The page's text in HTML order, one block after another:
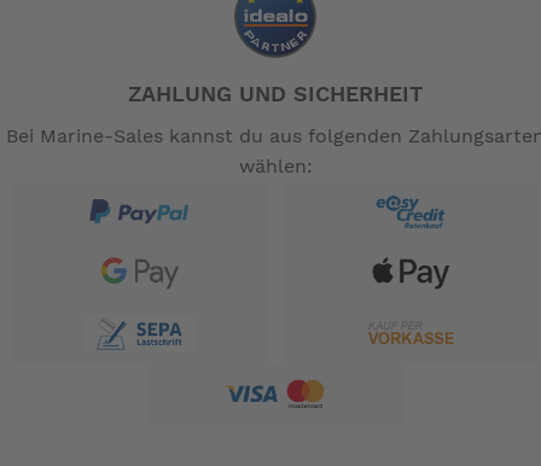
ZAHLUNG UND SICHERHEIT
Bei Marine-Sales kannst du aus folgenden
wählen: